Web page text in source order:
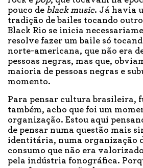
pouco de black music. Já havia
tradição de bailes tocando
Black Rio se inicia
resolve fazer um baile só
norte-americana, que não era
pessoas negras, mas que,
maioria de pessoas negras e
momento.
Para pensar cultura brasileira,
também, acho que foi um
organização. Estou aqui
de pensar numa questão mais
identitária, numa organização
consumo que não era
pela indústria fonográfica.